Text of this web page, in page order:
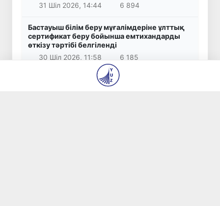
31 Шіл 2026, 14:44
6 894
Бастауыш білім беру мұғалімдеріне ұлттық
сертификат беру бойынша емтихандарды
өткізу тәртібі белгіленді
30 Шіл 2026, 11:58
6 185
Оқуға түсе алмаған немесе білім беру
бағытын таңдамаған талапкерлер вакант